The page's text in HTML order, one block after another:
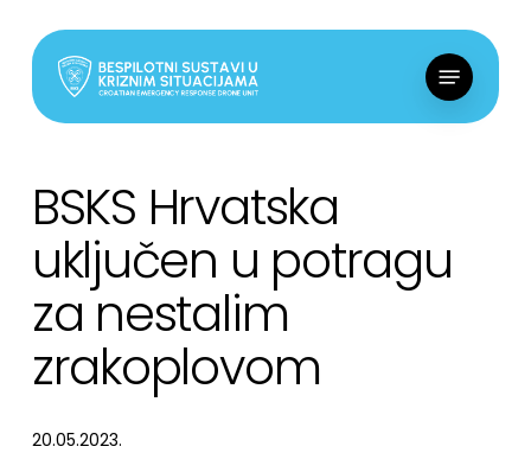
content
Menu
BSKS Hrvatska
uključen u potragu
za nestalim
zrakoplovom
20.05.2023.